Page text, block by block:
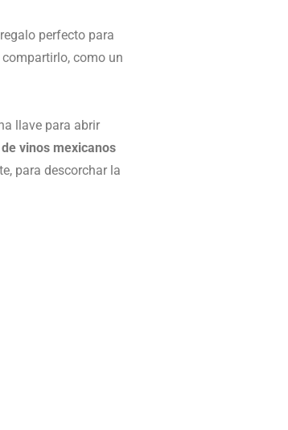
perfecto para
como un
llave para abrir
vinos mexicanos
para descorchar la